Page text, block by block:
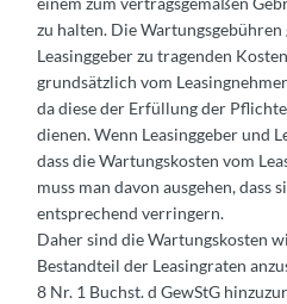
zu halten. Die
Leasinggeber zu tragenden
grundsätzlich vom
da diese der Erfüllung der
dienen. Wenn Leasinggeber und
dass die Wartungskosten vom
muss man davon ausgehen, dass
entsprechend verringern.
Daher sind die Wartungskosten
Bestandteil der Leasingraten
8 Nr. 1 Buchst. d GewStG